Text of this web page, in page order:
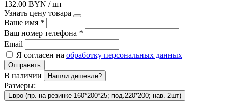
132.00 BYN / шт
Узнать цену товара
Ваше имя *
Ваш номер телефона *
Email
Я согласен на обработку персональных данных
Отправить
В наличии Нашли дешевле?
Размеры:
Евро (пр. на резинке 160*200*25; под.220*200; нав. 2шт)